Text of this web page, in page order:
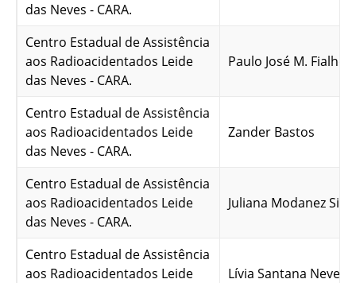
das Neves - CARA.
Centro Estadual de Assistência
aos Radioacidentados Leide
das Neves - CARA.
Paulo José M. Fialho
Centro Estadual de Assistência
aos Radioacidentados Leide
das Neves - CARA.
Zander Bastos
Centro Estadual de Assistência
aos Radioacidentados Leide
das Neves - CARA.
Juliana Modanez Silva
Centro Estadual de Assistência
aos Radioacidentados Leide
Lívia Santana Neves